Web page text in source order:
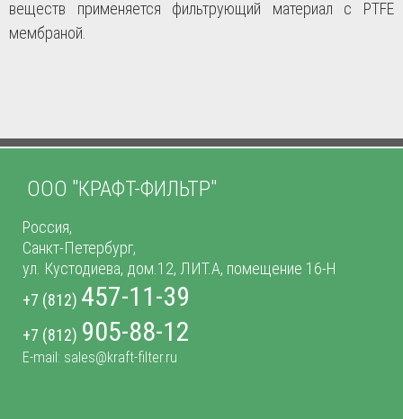
веществ применяется фильтрующий материал с PTFE
мембраной.
ООО "КРАФТ-ФИЛЬТР"
Россия,
Санкт-Петербург,
ул. Кустодиева, дом.12, ЛИТ.А, помещение 16-Н
+7 (812) 457-11-39
+7 (812) 905-88-12
E-mail: sales@kraft-filter.ru